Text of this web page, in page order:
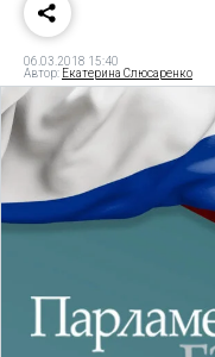
06.03.2018 15:40
Автор: Екатерина Слюсаренко